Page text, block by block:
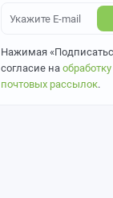
Нажимая
согласие на
почтовых рассылок.